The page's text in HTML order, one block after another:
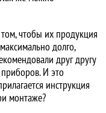
чтобы их продукция
долго,
друг другу
И это
инструкция
монтаже?